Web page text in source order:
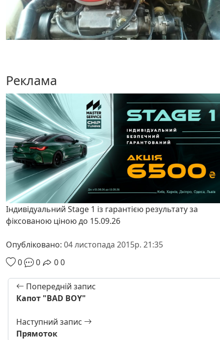
Реклама
Індивідуальний Stage 1 із гарантією результату за
фіксованою ціною до 15.09.26
Опубліковано: 04 листопада 2015р. 21:35
0
0 00
Попередній запис
Капот "BAD BOY"
Наступний запис
Прямоток